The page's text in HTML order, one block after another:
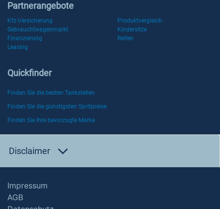
Partnerangebote
Kfz-Versicherung
Produktvergleich
Gebrauchtwagenmarkt
Kindersitze
Finanzierung
Reifen
Leasing
Quickfinder
Finden Sie die besten Tankstellen
Finden Sie die günstigsten Spritpreise
Finden Sie Ihre bevorzugte Marke
Disclaimer
Impressum
AGB